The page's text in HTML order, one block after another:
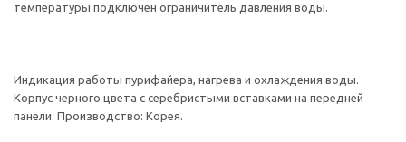
температуры подключен ограничитель давления воды.
Индикация работы пурифайера, нагрева и охлаждения воды.
Корпус черного цвета с серебристыми вставками на передней
панели. Производство: Корея.